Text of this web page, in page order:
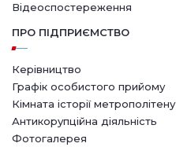
Відеоспостереження
ПРО ПІДПРИЄМСТВО
Керівництво
Графік особистого прийому
Кімната історії метрополітену
Антикорупційна діяльність
Фотогалерея